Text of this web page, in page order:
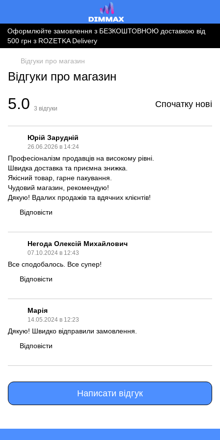
Оформлюйте замовлення з БЕЗКОШТОВНОЮ доставкою від
500 грн з ROZETKA Delivery
Відгуки про магазин
Відгуки про магазин
5.0 3 відгуки Спочатку нові
Юрій Зарудній
26.06.2026 в 14:24
Професіоналізм продавців на високому рівні.
Швидка доставка та приємна знижка.
Якісний товар, гарне пакування.
Чудовий магазин, рекомендую!
Дякую! Вдалих продажів та вдячних клієнтів!
Відповісти
Негода Олексій Михайлович
07.10.2024 в 12:43
Все сподобалось. Все супер!
Відповісти
Марія
14.05.2024 в 12:23
Дякую! Швидко відправили замовлення.
Відповісти
Написати відгук